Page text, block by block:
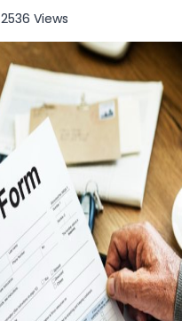
2536 Views